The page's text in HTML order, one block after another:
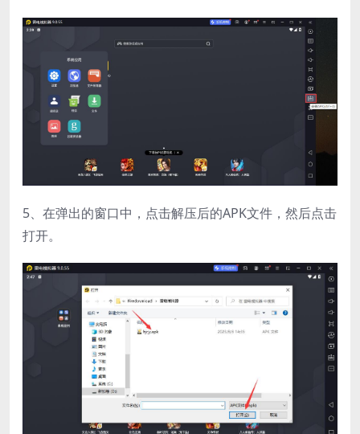
5、在弹出的窗口中，点击解压后的APK文件，然后点击
打开。